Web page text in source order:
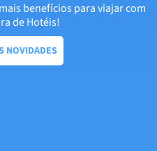
benefícios para viajar com
de Hotéis!
NOVIDADES